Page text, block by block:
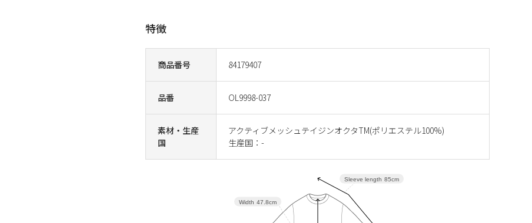
商品番号 84179407
品番 OL9998-037
素材・生産
国
アクティブメッシュテイジンオクタTM(ポリエステル100%)
生産国：-
特徴
Sleeve length 85cm
Width 47.8cm